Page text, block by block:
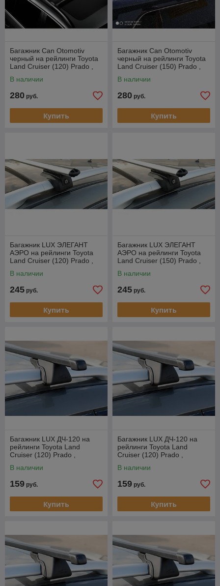
Багажник Can Otomotiv
черный на рейлинги Toyota
Land Cruiser (120) Prado ,
В наличии
280 руб.
Купить
Багажник Can Otomotiv
черный на рейлинги Toyota
Land Cruiser (150) Prado ,
В наличии
280 руб.
Купить
Багажник LUX ЭЛЕГАНТ
АЭРО на рейлинги Toyota
Land Cruiser (120) Prado ,
В наличии
245 руб.
Купить
Багажник LUX ЭЛЕГАНТ
АЭРО на рейлинги Toyota
Land Cruiser (150) Prado ,
В наличии
245 руб.
Купить
Багажник LUX ДЧ-120 на
рейлинги Toyota Land
Cruiser (120) Prado ,
В наличии
159 руб.
Купить
Багажник LUX ДЧ-120 на
рейлинги Toyota Land
Cruiser (120) Prado ,
В наличии
159 руб.
Купить